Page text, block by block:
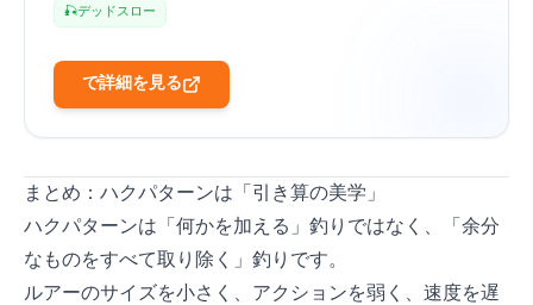
🎣 デッドスロー
Amazonで詳細を見る
まとめ：ハクパターンは「引き算の美学」
ハクパターンは「何かを加える」釣りではなく、「余分
なものをすべて取り除く」釣りです。
ルアーのサイズを小さく、アクションを弱く、速度を遅